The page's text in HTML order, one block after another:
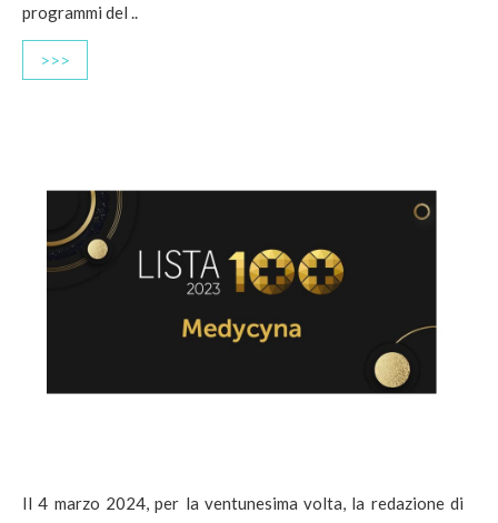
programmi del ..
>>>
Il 4 marzo 2024, per la ventunesima volta, la redazione di